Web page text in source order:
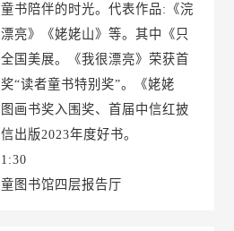
书陪伴的时光。代表作品:《浣
亮》《姥姥山》等。其中《只
国美展。《我很漂亮》荣获首
“读者童书特别奖”。《姥姥
画书奖入围奖、首届中信红披
出版2023年度好书。
图书馆四层报告厅